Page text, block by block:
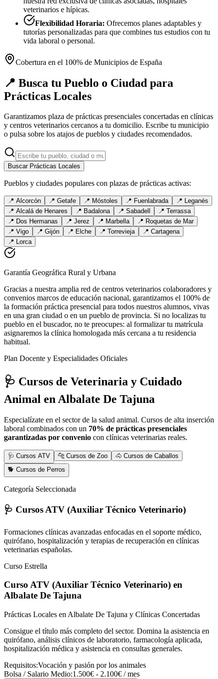
veterinarios e hípicas.
Flexibilidad Horaria: Ofrecemos planes adaptables y
tutorías personalizadas para que combines tus estudios con tu
vida laboral o personal.
Cobertura en el 100% de Municipios de España
📍 Busca tu Pueblo o Ciudad para
Prácticas Locales
Garantizamos plaza de prácticas presenciales concertadas en clínicas
y centros veterinarios cercanos a tu domicilio. Escribe tu municipio
o pulsa sobre los atajos de pueblos y ciudades recomendados.
Buscar Prácticas Locales
Pueblos y ciudades populares con plazas de prácticas activas:
📍 Alcorcón 📍 Getafe 📍 Móstoles 📍 Fuenlabrada 📍 Leganés
📍 Alcalá de Henares 📍 Badalona 📍 Sabadell 📍 Terrassa
📍 Dos Hermanas 📍 Jerez 📍 Marbella 📍 Roquetas de Mar
📍 Vigo 📍 Gijón 📍 Elche 📍 Torrevieja 📍 Cartagena
📍 Lorca
Garantía Geográfica Rural y Urbana
Gracias a nuestra amplia red de centros veterinarios colaboradores y
convenios marcos de educación nacional, garantizamos el 100% de
la formación práctica presencial para todos nuestros alumnos, vivas
en una gran ciudad o en un pueblo de provincia. Si no localizas tu
pueblo en el buscador, no te preocupes: al formalizar tu matrícula
asignaremos la clínica homologada más cercana a tu residencia
habitual.
Plan Docente y Especialidades Oficiales
🩺 Cursos de Veterinaria y Cuidado
Animal en Albalate De Tajuna
Especialízate en el sector de la salud animal. Cursos de alta inserción
laboral combinados con un 70% de prácticas presenciales
garantizadas por convenio con clínicas veterinarias reales.
🩺 Cursos ATV 🐆 Cursos de Zoo
🐴 Cursos de Caballos
🐕 Cursos de Perros
Categoría Seleccionada
🩺 Cursos ATV (Auxiliar Técnico Veterinario)
Formaciones clínicas avanzadas enfocadas en el soporte médico,
quirófano, hospitalización y terapias de recuperación en clínicas
veterinarias españolas.
Curso Estrella
Curso ATV (Auxiliar Técnico Veterinario) en
Albalate De Tajuna
Prácticas Locales en Albalate De Tajuna y Clínicas Concertadas
Consigue el título más completo del sector. Domina la asistencia en
quirófano, análisis clínicos de laboratorio, farmacología aplicada,
hospitalización médica y asistencia en consultas generales.
Requisitos:Vocación y pasión por los animales
Bolsa / Salario Medio:1.500€ - 2.100€ / mes